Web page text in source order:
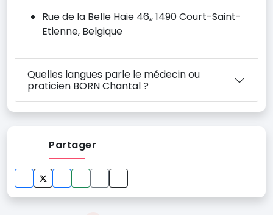
Rue de la Belle Haie 46,, 1490 Court-Saint-
Etienne, Belgique
Quelles langues parle le médecin ou
praticien BORN Chantal ?
Partager